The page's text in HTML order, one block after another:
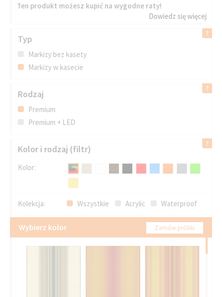
Ten produkt możesz kupić na wygodne raty!
Dowiedz się więcej
Typ
Markizy bez kasety
Markizy w kasecie
Rodzaj
Premium
Premium + LED
Kolor i rodzaj (filtr)
Kolor:
Kolekcja: Wszystkie Acrylic Waterproof
Wybierz kolor Zamów próbki